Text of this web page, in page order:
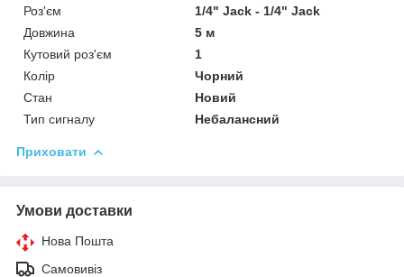
Роз'єм
1/4" Jack - 1/4" Jack
Довжина
5 м
Кутовий роз'єм
1
Колір
Чорний
Стан
Новий
Тип сигналу
Небалансний
Приховати
Умови доставки
Нова Пошта
Самовивіз